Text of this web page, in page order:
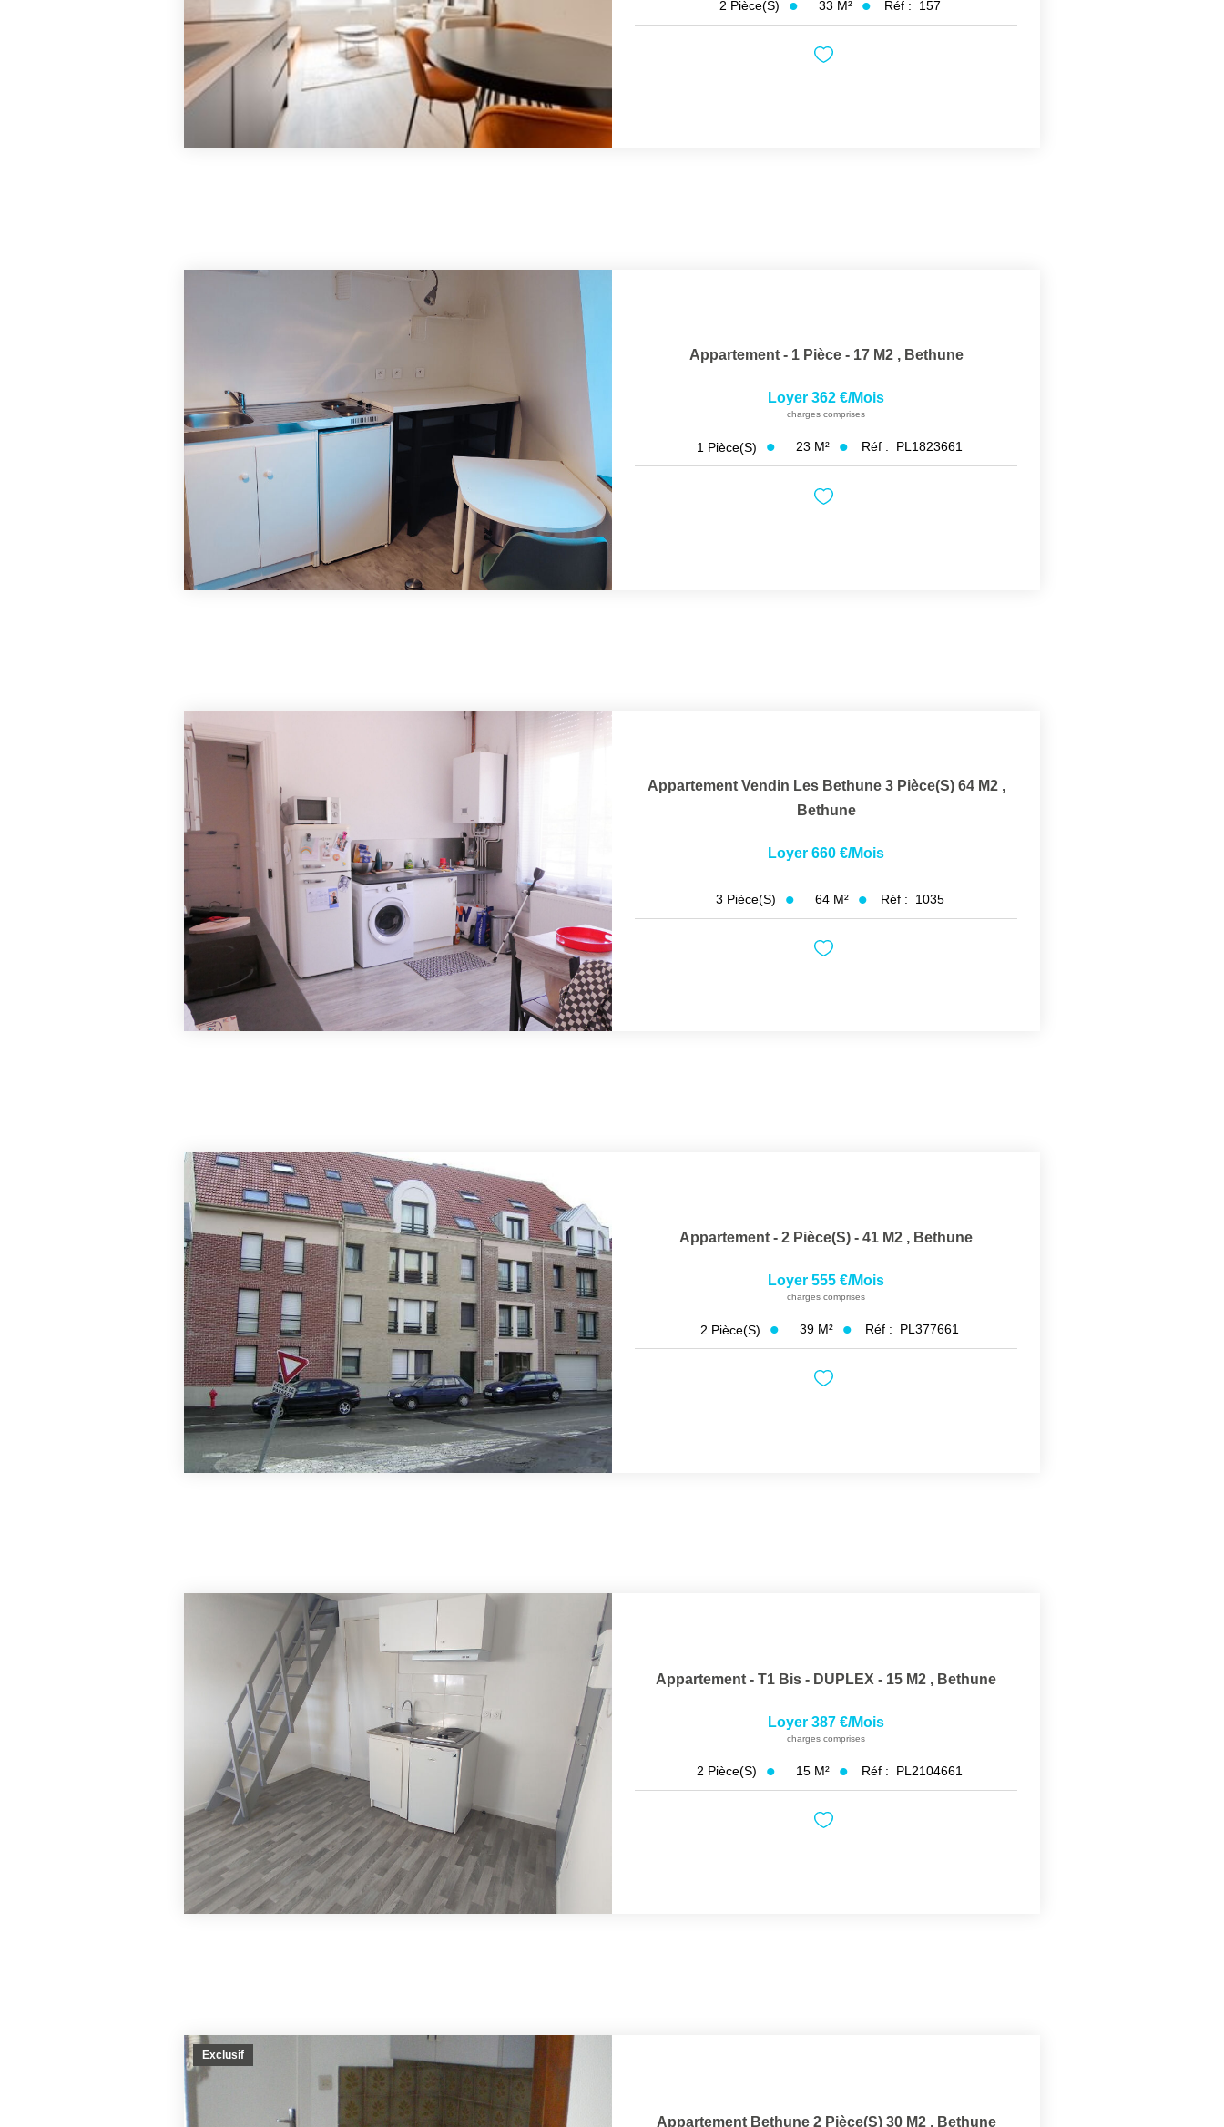
2 Pièce(s) 33 M² Réf : 157
Appartement - 1 Pièce - 17 M2 , Bethune
Loyer 362 €/mois
charges comprises
1 Pièce(s) 23 M² Réf : PL1823661
Appartement Vendin Les Bethune 3 Pièce(s) 64 M2 ,
Bethune
Loyer 660 €/mois
3 Pièce(s) 64 M² Réf : 1035
Appartement - 2 Pièce(s) - 41 M2 , Bethune
Loyer 555 €/mois
charges comprises
2 Pièce(s) 39 M² Réf : PL377661
Appartement - T1 Bis - DUPLEX - 15 M2 , Bethune
Loyer 387 €/mois
charges comprises
2 Pièce(s) 15 M² Réf : PL2104661
Exclusif
Appartement Bethune 2 Pièce(s) 30 M2 , Bethune